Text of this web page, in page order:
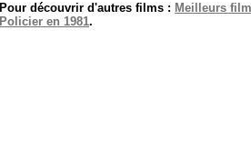
Pour découvrir d'autres films : Meilleurs
Policier en 1981.